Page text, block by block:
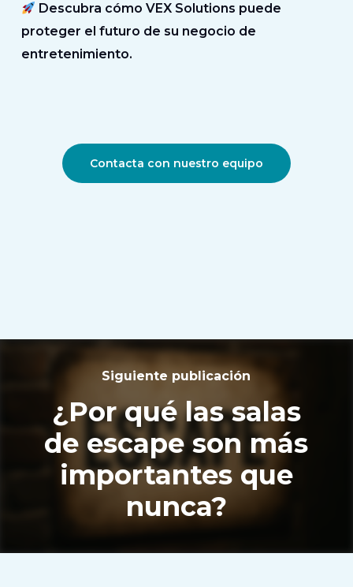
Descubra cómo VEX Solutions puede
proteger el futuro de su negocio de
entretenimiento.
Contacta con nuestro equipo
Siguiente publicación
¿Por qué las salas
de escape son más
importantes que
nunca?